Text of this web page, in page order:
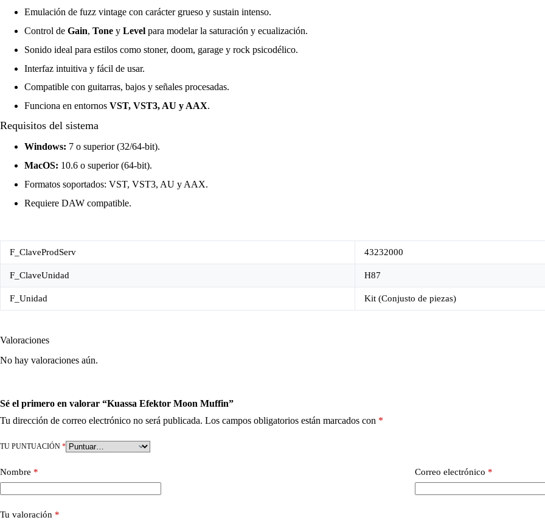
Emulación de fuzz vintage con carácter grueso y sustain intenso.
Control de Gain, Tone y Level para modelar la saturación y ecualización.
Sonido ideal para estilos como stoner, doom, garage y rock psicodélico.
Interfaz intuitiva y fácil de usar.
Compatible con guitarras, bajos y señales procesadas.
Funciona en entornos VST, VST3, AU y AAX.
Requisitos del sistema
Windows: 7 o superior (32/64-bit).
MacOS: 10.6 o superior (64-bit).
Formatos soportados: VST, VST3, AU y AAX.
Requiere DAW compatible.
F_ClaveProdServ 43232000
F_ClaveUnidad H87
F_Unidad Kit (Conjusto de piezas)
Valoraciones
No hay valoraciones aún.
Sé el primero en valorar “Kuassa Efektor Moon Muffin”
Tu dirección de correo electrónico no será publicada. Los campos obligatorios están marcados con *
TU PUNTUACIÓN *
Nombre * Correo electrónico *
Tu valoración *